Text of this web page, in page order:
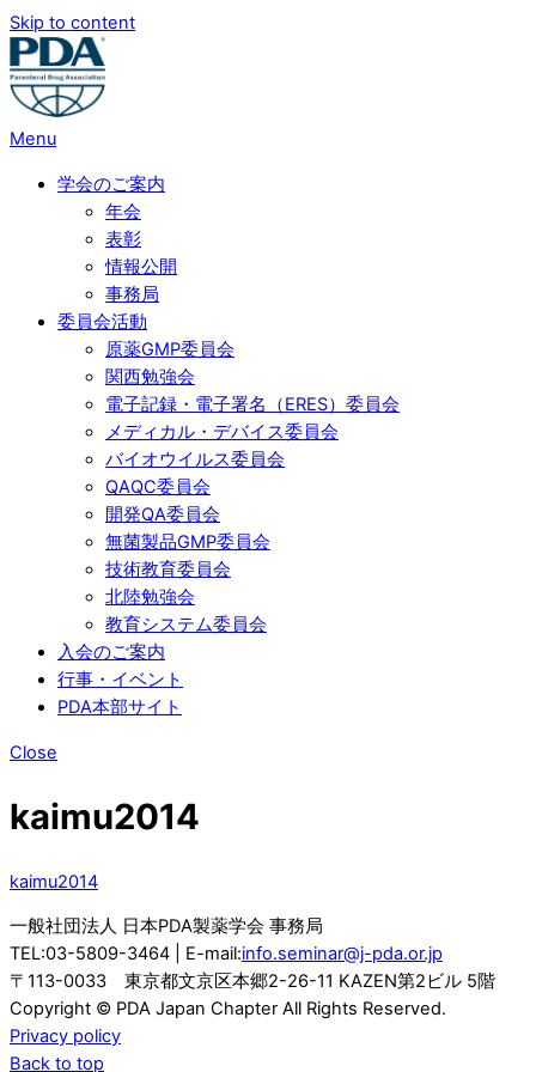
Skip to content
Menu
学会のご案内
年会
表彰
情報公開
事務局
委員会活動
原薬GMP委員会
関西勉強会
電子記録・電子署名（ERES）委員会
メディカル・デバイス委員会
バイオウイルス委員会
QAQC委員会
開発QA委員会
無菌製品GMP委員会
技術教育委員会
北陸勉強会
教育システム委員会
入会のご案内
行事・イベント
PDA本部サイト
Close
kaimu2014
kaimu2014
一般社団法人 日本PDA製薬学会 事務局
TEL:03-5809-3464 | E-mail:info.seminar@j-pda.or.jp
〒113-0033 東京都文京区本郷2-26-11 KAZEN第2ビル 5階
Copyright © PDA Japan Chapter All Rights Reserved.
Privacy policy
Back to top